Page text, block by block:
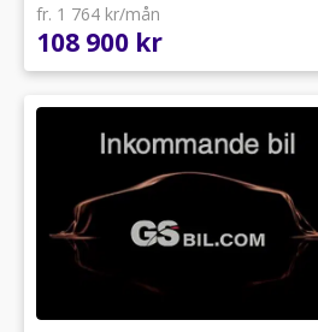
fr. 1 764 kr/mån
108 900 kr